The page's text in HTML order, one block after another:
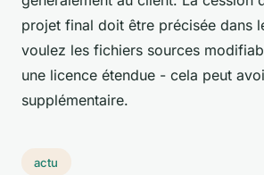
projet final doit être précisée dans
voulez les fichiers sources
une licence étendue - cela peut
supplémentaire.
actu